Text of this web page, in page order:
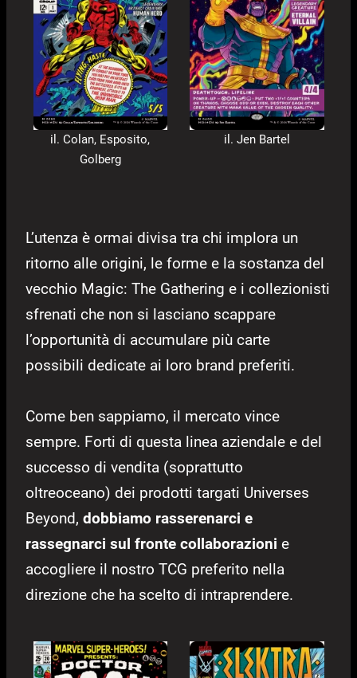
il. Colan, Esposito,
Golberg
il. Jen Bartel
L’utenza è ormai divisa tra chi implora un
ritorno alle origini, le forme e la sostanza del
vecchio Magic: The Gathering e i collezionisti
sfrenati che non si lasciano scappare
l’opportunità di accumulare più carte
possibili dedicate ai loro brand preferiti.
Come ben sappiamo, il mercato vince
sempre. Forti di questa linea aziendale e del
successo di vendita (soprattutto
oltreoceano) dei prodotti targati Universes
Beyond, dobbiamo rasserenarci e
rassegnarci sul fronte collaborazioni e
accogliere il nostro TCG preferito nella
direzione che ha scelto di intraprendere.